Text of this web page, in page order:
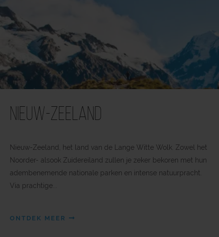
Nieuw-Zeeland
Nieuw-Zeeland, het land van de Lange Witte Wolk. Zowel het
Noorder- alsook Zuidereiland zullen je zeker bekoren met hun
adembenemende nationale parken en intense natuurpracht.
Via prachtige...
ONTDEK MEER